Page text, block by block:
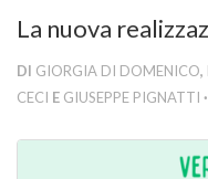
Versamento Quote
Lista dei Gruppi di
GdL Terpeni in
La nuova
DI GIORGIA DI DOMENICO,
CECI E GIUSEPPE PIGNATTI